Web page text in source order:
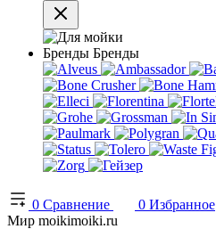
Бренды Бренды
0 Сравнение 0 Избранное
Мир moikimoiki.ru